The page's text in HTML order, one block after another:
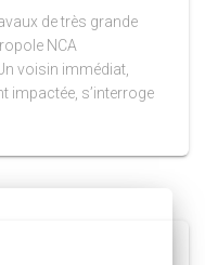
de très grande
NCA
voisin immédiat,
impactée, s’interroge